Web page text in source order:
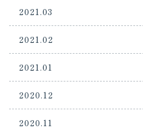
2021.03
2021.02
2021.01
2020.12
2020.11